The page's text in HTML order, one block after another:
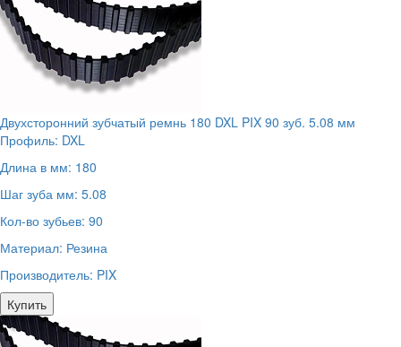
Двухсторонний зубчатый ремнь 180 DXL PIX 90 зуб. 5.08 мм
Профиль: DXL
Длина в мм: 180
Шаг зуба мм: 5.08
Кол-во зубьев: 90
Материал: Резина
Производитель: PIX
Купить